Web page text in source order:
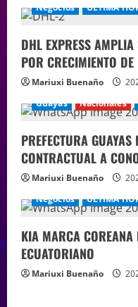
Negocios ÚLTIMA
DHL EXPRESS
POR CRECIMIENTO DE
Mariuxi Buenaño
Guayas
Nacionales
PREFECTURA
CONTRACTUAL A
Mariuxi Buenaño
Negocios
ÚLTIMA
KIA MARCA
ECUATORIANO
Mariuxi Buenaño